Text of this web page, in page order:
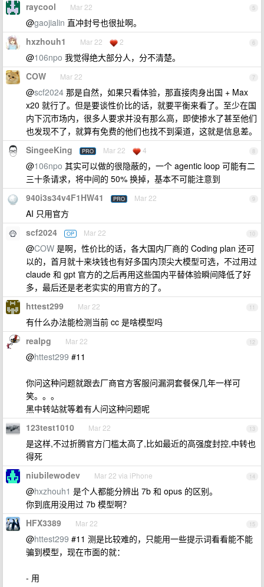
5
raycool Mar 22
@gaojialin 直冲封号也很扯啊。
6
hxzhouh1 Mar 22 2
@106npo 我觉得绝大部分人，分不清楚。
7
COW Mar 22
@scf2024 那是自然，如果只看体验，那直接肉身出国 + Max
x20 就行了。但是要谈性价比的话，就要平衡来看了。至少在国
内下沉市场内，很多人要求并没有那么高，即使掺水了甚至他们
也发现不了，就算有免费的他们也找不到渠道，这就是信息差。
8
SingeeKing PRO Mar 22 4
@106npo 其实可以做的很隐蔽的，一个 agentic loop 可能有二
三十条请求，将中间的 50% 换掉，基本不可能注意到
9
940i3s34v4F1HW41 PRO Mar 22
AI 只用官方
10
scf2024 OP Mar 22
@COW 是啊，性价比的话，各大国内厂商的 Coding plan 还可
以的，首月就十来块钱也有好多国内顶尖大模型可选，不过用过
claude 和 gpt 官方的之后再用这些国内平替体验瞬间降低了好
多，最后还是老老实实的用官方的了。
11
httest299 Mar 22
有什么办法能检测当前 cc 是啥模型吗
12
realpg Mar 22
@httest299 #11
你问这种问题就跟去厂商官方客服问漏洞套餐保几年一样可
笑。。。
黑中转站就等着有人问这种问题呢
13
123test1010 Mar 22
是这样,不过折腾官方门槛太高了,比如最近的高强度封控,中转也
得死
14
niubilewodev Mar 22 via iPhone
@hxzhouh1 是个人都能分辨出 7b 和 opus 的区别。
你到底用没用过 7b 模型啊？
15
HFX3389 Mar 22
@httest299 #11 测是比较难的，只能用一些提示词看看能不能
骗到模型，现在市面的就：
- 用